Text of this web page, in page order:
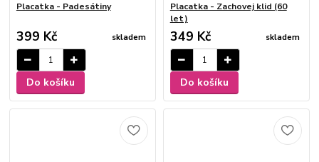
Placatka - Padesátiny
399 Kč skladem
Do košíku
Placatka - Zachovej klid (60
let)
349 Kč skladem
Do košíku